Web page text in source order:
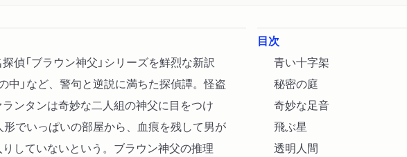
偵「ブラウン神父」シリーズを鮮烈な新訳
中」など、警句と逆説に満ちた探偵譚。怪盗
ンタンは奇妙な二人組の神父に目をつけ
形でいっぱいの部屋から、血痕を残して男が
していないという。ブラウン神父の推理
目次
青い十字架
秘密の庭
奇妙な足音
飛ぶ星
透明人間